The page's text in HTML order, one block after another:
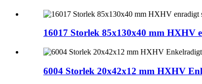
16017 Storlek 85x130x40 mm HXHV
6004 Storlek 20x42x12 mm HXHV